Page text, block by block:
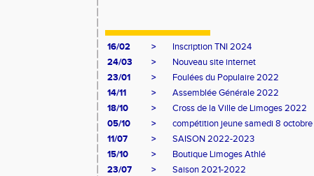
16/02 >
Inscription TNI 2024
24/03
>
Nouveau site internet
23/01
>
Foulées du Populaire 2022
14/11
>
Assemblée Générale 2022
18/10
>
Cross de la Ville de Limoges 2022
05/10
>
compétition jeune samedi 8 octobre
11/07
>
SAISON 2022-2023
15/10
>
Boutique Limoges Athlé
23/07
>
Saison 2021-2022